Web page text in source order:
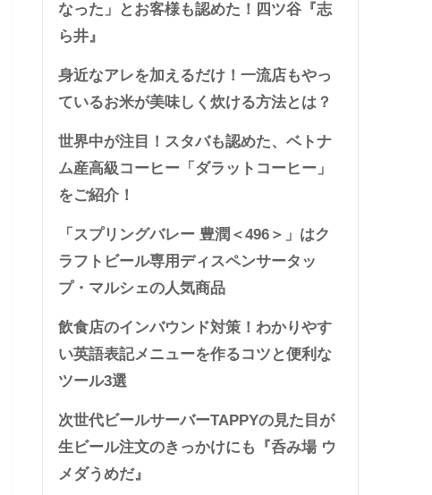
なった」とお客様も認めた！四ツ谷『志
ら井』
身近なアレを加えるだけ！一流店もやっ
ているお米が美味しく炊ける方法とは？
世界中が注目！スタバも認めた、ベトナ
ム産高級コーヒー「ダラットコーヒー」
をご紹介！
「スプリングバレー 豊潤＜496＞」はク
ラフトビール専用ディスペンサータッ
プ・マルシェの人気商品
飲食店のインバウンド対策！わかりやす
い英語表記メニューを作るコツと便利な
ツール3選
次世代ビールサーバーTAPPYの見た目が
生ビール注文のきっかけにも『呑み場 ウ
メダうめだ』